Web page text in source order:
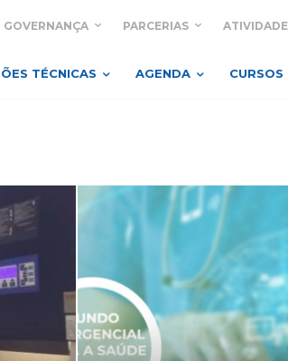
GOVERNANÇA PARCERIAS
TÉCNICAS AGENDA CURSOS